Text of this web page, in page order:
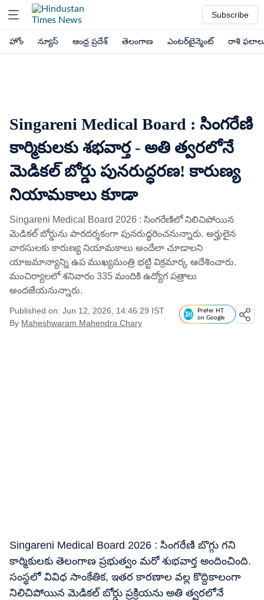
Subscribe
హోం న్యూస్ ఆంధ్ర ప్రదేశ్ తెలంగాణ ఎంటర్‌టైన్మెంట్ రాశి
Singareni Medical Board : సింగరేణి
కార్మికులకు శభవార్త - అతి త్వరలోనే
మెడికల్ బోర్డు పునరుద్ధరణ! కారుణ్య
నియామకాలు కూడా
Singareni Medical Board 2026 : సింగరేణిలో నిలిచిపోయిన
మెడికల్ బోర్డును పారదర్శకంగా పునరుద్ధరించనున్నారు. అర్హులైన
వారసులకు కారుణ్య నియామకాలు అందేలా చూడాలని
యాజమాన్యాన్ని ఉప ముఖ్యమంత్రి భట్టి విక్రమార్క ఆదేశించారు.
మంచిర్యాలలో శనివారం 335 మందికి ఉద్యోగ పత్రాలు
అందజేయనున్నారు.
Published on: Jun 12, 2026, 14:46:29 IST
By Maheshwaram Mahendra Chary
Prefer HT
on Google
Singareni Medical Board 2026 : సింగరేణి బొగ్గు గని
కార్మికులకు తెలంగాణ ప్రభుత్వం మరో శుభవార్త అందించింది.
సంస్థలో వివిధ సాంకేతిక, ఇతర కారణాల వల్ల కొద్దికాలంగా
నిలిచిపోయిన మెడికల్ బోర్డు ప్రక్రియను అతి త్వరలోనే